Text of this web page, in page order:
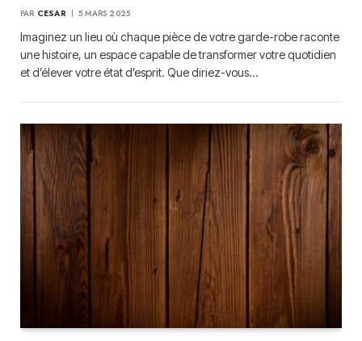
PAR CESAR 5 MARS 2025
Imaginez un lieu où chaque pièce de votre garde-robe raconte
une histoire, un espace capable de transformer votre quotidien
et d’élever votre état d’esprit. Que diriez-vous…